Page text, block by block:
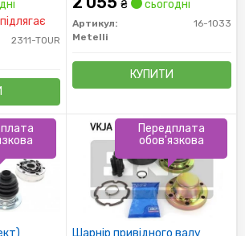
2311-TOUR
₴ сьогодні
Артикул:
16-1033
Metelli
КУПИТИ
Шарнір привідного валу
Передплата
обов'язкова